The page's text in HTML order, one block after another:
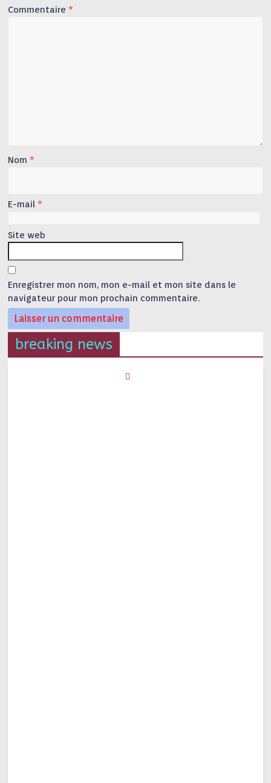
Commentaire *
Nom *
E-mail *
Site web
Enregistrer mon nom, mon e-mail et mon site dans le
navigateur pour mon prochain commentaire.
breaking news